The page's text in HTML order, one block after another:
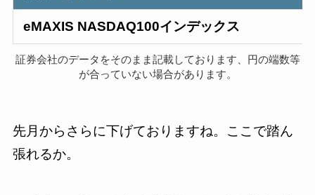
eMAXIS NASDAQ100インデックス
証券会社のデータをそのまま記載しております、円の端数等
が合っていない場合があります。
先月からさらに下げておりますね。ここで踏ん
張れるか。